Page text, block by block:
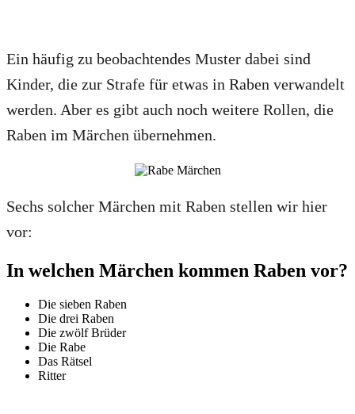
Ein häufig zu beobachtendes Muster dabei sind
Kinder, die zur Strafe für etwas in Raben verwandelt
werden. Aber es gibt auch noch weitere Rollen, die
Raben im Märchen übernehmen.
Sechs solcher Märchen mit Raben stellen wir hier
vor:
In welchen Märchen kommen Raben vor?
Die sieben Raben
Die drei Raben
Die zwölf Brüder
Die Rabe
Das Rätsel
Ritter